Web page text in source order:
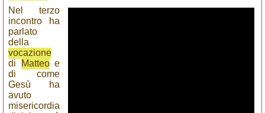
Nel terzo
incontro ha
parlato
della
vocazione
di
Matteoe
di come
Gesù ha
avuto
misericordia